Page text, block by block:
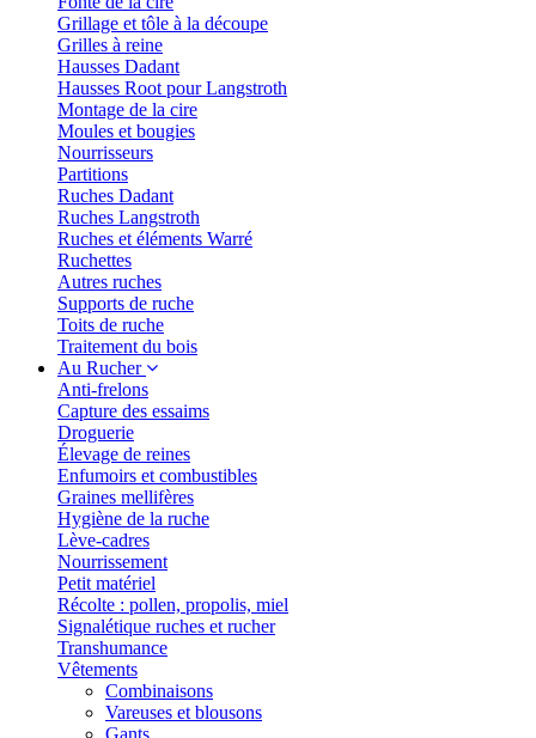
Grillage et tôle à la découpe
Grilles à reine
Hausses Dadant
Hausses Root pour Langstroth
Montage de la cire
Moules et bougies
Nourrisseurs
Partitions
Ruches Dadant
Ruches Langstroth
Ruches et éléments Warré
Ruchettes
Autres ruches
Supports de ruche
Toits de ruche
Traitement du bois
Au Rucher
Anti-frelons
Capture des essaims
Droguerie
Élevage de reines
Enfumoirs et combustibles
Graines mellifères
Hygiène de la ruche
Lève-cadres
Nourrissement
Petit matériel
Récolte : pollen, propolis, miel
Signalétique ruches et rucher
Transhumance
Vêtements
Combinaisons
Vareuses et blousons